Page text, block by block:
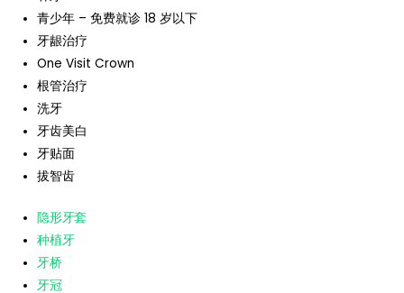
青少年 – 免费就诊 18 岁以下
牙龈治疗
One Visit Crown
根管治疗
洗牙
牙齿美白
牙贴面
拔智齿
隐形牙套
种植牙
牙桥
牙冠